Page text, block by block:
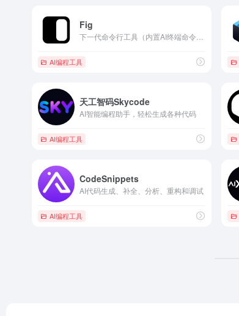
Fig
AI编程工具
天工智码Skycode
AI智能编程助手，轻松生成各种代码
AI编程工具
CodeSnippets
AI代码生成、补全、分析、重构和调试
AI编程工具